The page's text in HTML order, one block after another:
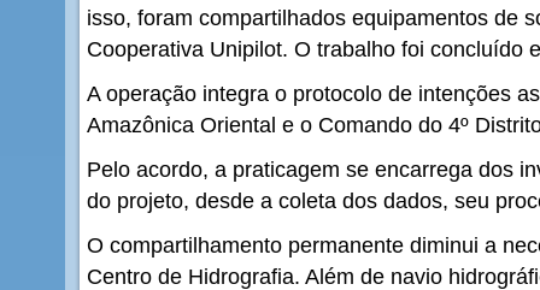
isso, foram compartilhados equipamentos de
Cooperativa Unipilot. O trabalho foi concluído
A operação integra o protocolo de intenções
Amazônica Oriental e o Comando do 4º
Pelo acordo, a praticagem se encarrega dos
do projeto, desde a coleta dos dados, seu
O compartilhamento permanente diminui a
Centro de Hidrografia. Além de navio